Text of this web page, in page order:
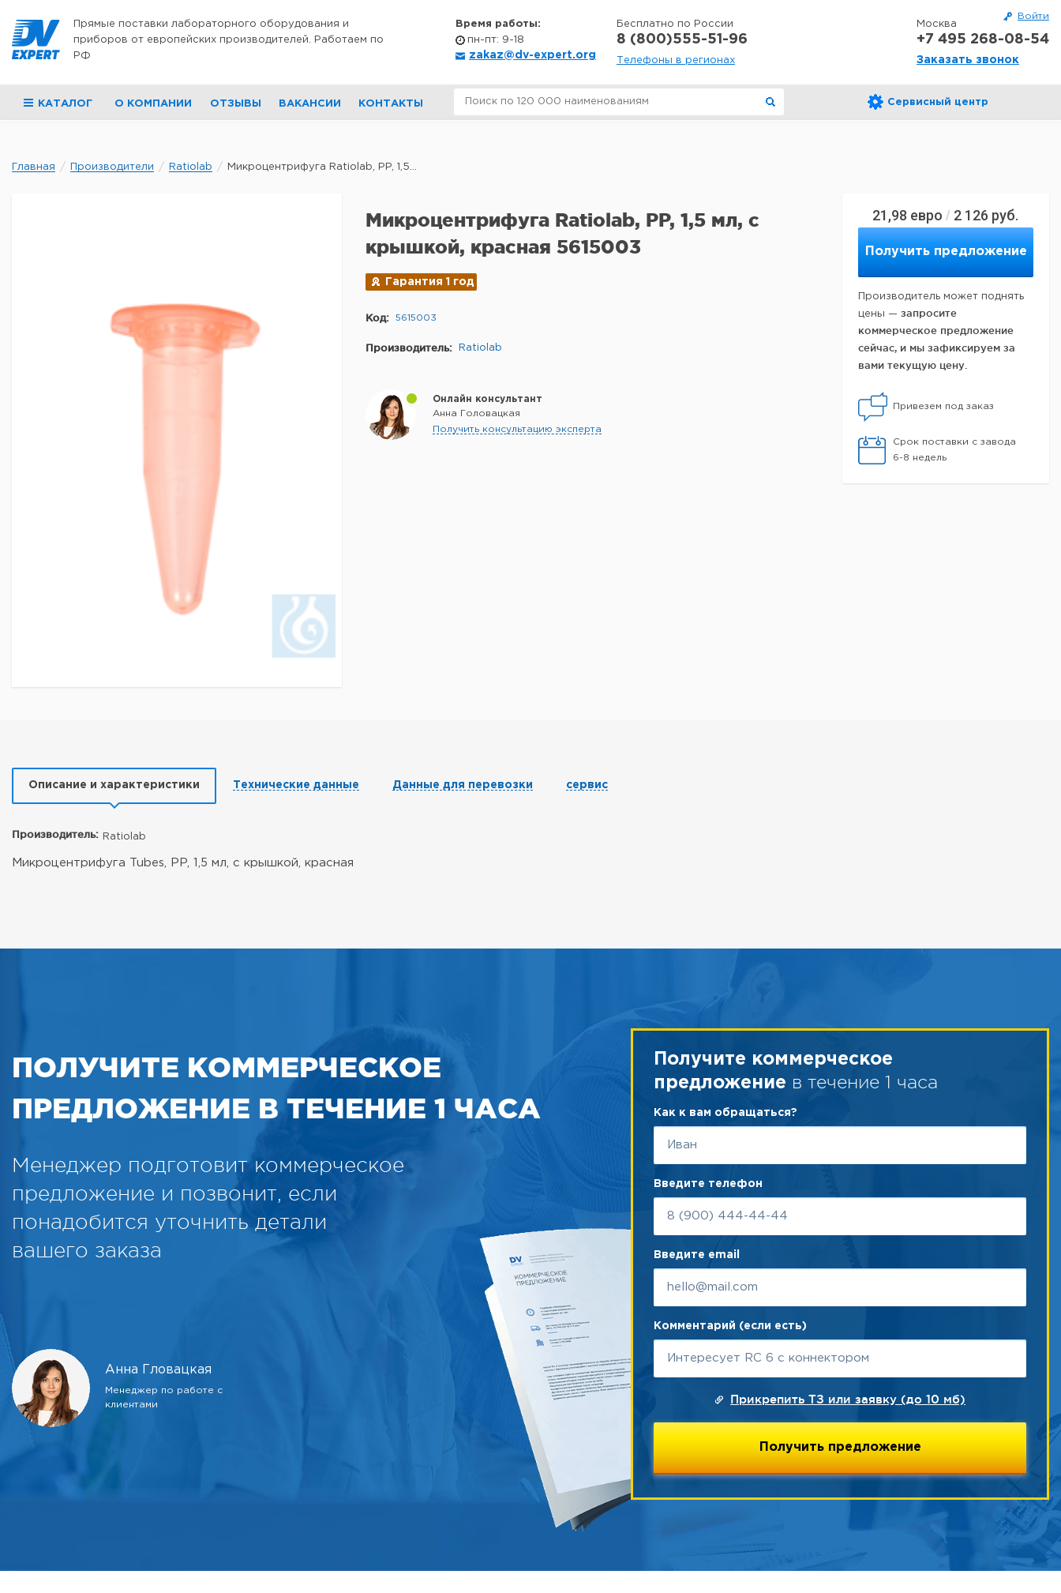
Войти
Прямые поставки лабораторного оборудования и
приборов от европейских производителей. Работаем по
РФ
Время работы:
пн-пт: 9-18
zakaz@dv-expert.org
Бесплатно по России
8 (800)555-51-96
Телефоны в регионах
Москва
+7 495 268-08-54
Заказать звонок
КАТАЛОГ О КОМПАНИИ ОТЗЫВЫ ВАКАНСИИ КОНТАКТЫ Сервисный центр
Главная Производители Ratiolab Микроцентрифуга Ratiolab, PP, 1,5...
21,98 евро / 2 126 руб.
Получить предложение
Производитель может поднять
цены — запросите
коммерческое предложение
сейчас, и мы зафиксируем за
вами текущую цену.
Привезем под заказ
Срок поставки с завода
6-8 недель
Микроцентрифуга Ratiolab, PP, 1,5 мл, с
крышкой, красная 5615003
Гарантия 1 год
Код: 5615003
Производитель: Ratiolab
Онлайн консультант
Анна Головацкая
Получить консультацию эксперта
Описание и характеристики Технические данные Данные для перевозки сервис
Производитель: Ratiolab
Микроцентрифуга Tubes, PP, 1,5 мл, с крышкой, красная
ПОЛУЧИТЕ КОММЕРЧЕСКОЕ
ПРЕДЛОЖЕНИЕ В ТЕЧЕНИЕ 1 ЧАСА
Менеджер подготовит коммерческое
предложение и позвонит, если
понадобится уточнить детали
вашего заказа
Анна Гловацкая
Менеджер по работе с
клиентами
Получите коммерческое
предложение в течение 1 часа
Как к вам обращаться?
Введите телефон
Введите email
Комментарий (если есть)
Прикрепить ТЗ или заявку (до 10 мб)